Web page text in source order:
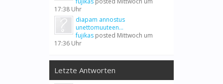
17:38 Uhr
diapam annostus
unettomuuteen...
fujikas posted Mittwoch um
17:36 Uhr
Letzte Antworten